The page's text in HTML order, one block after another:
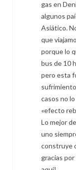
gas en
algunos
Asiático.
que
porque lo
bus de 10
pero esta
casos no
«efecto
Lo mejor
uno
construye
gracias